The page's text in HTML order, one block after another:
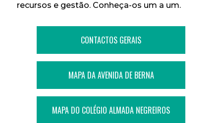
recursos e gestão. Conheça-os um a um.
CONTACTOS GERAIS
MAPA DA AVENIDA DE BERNA
MAPA DO COLÉGIO ALMADA NEGREIROS